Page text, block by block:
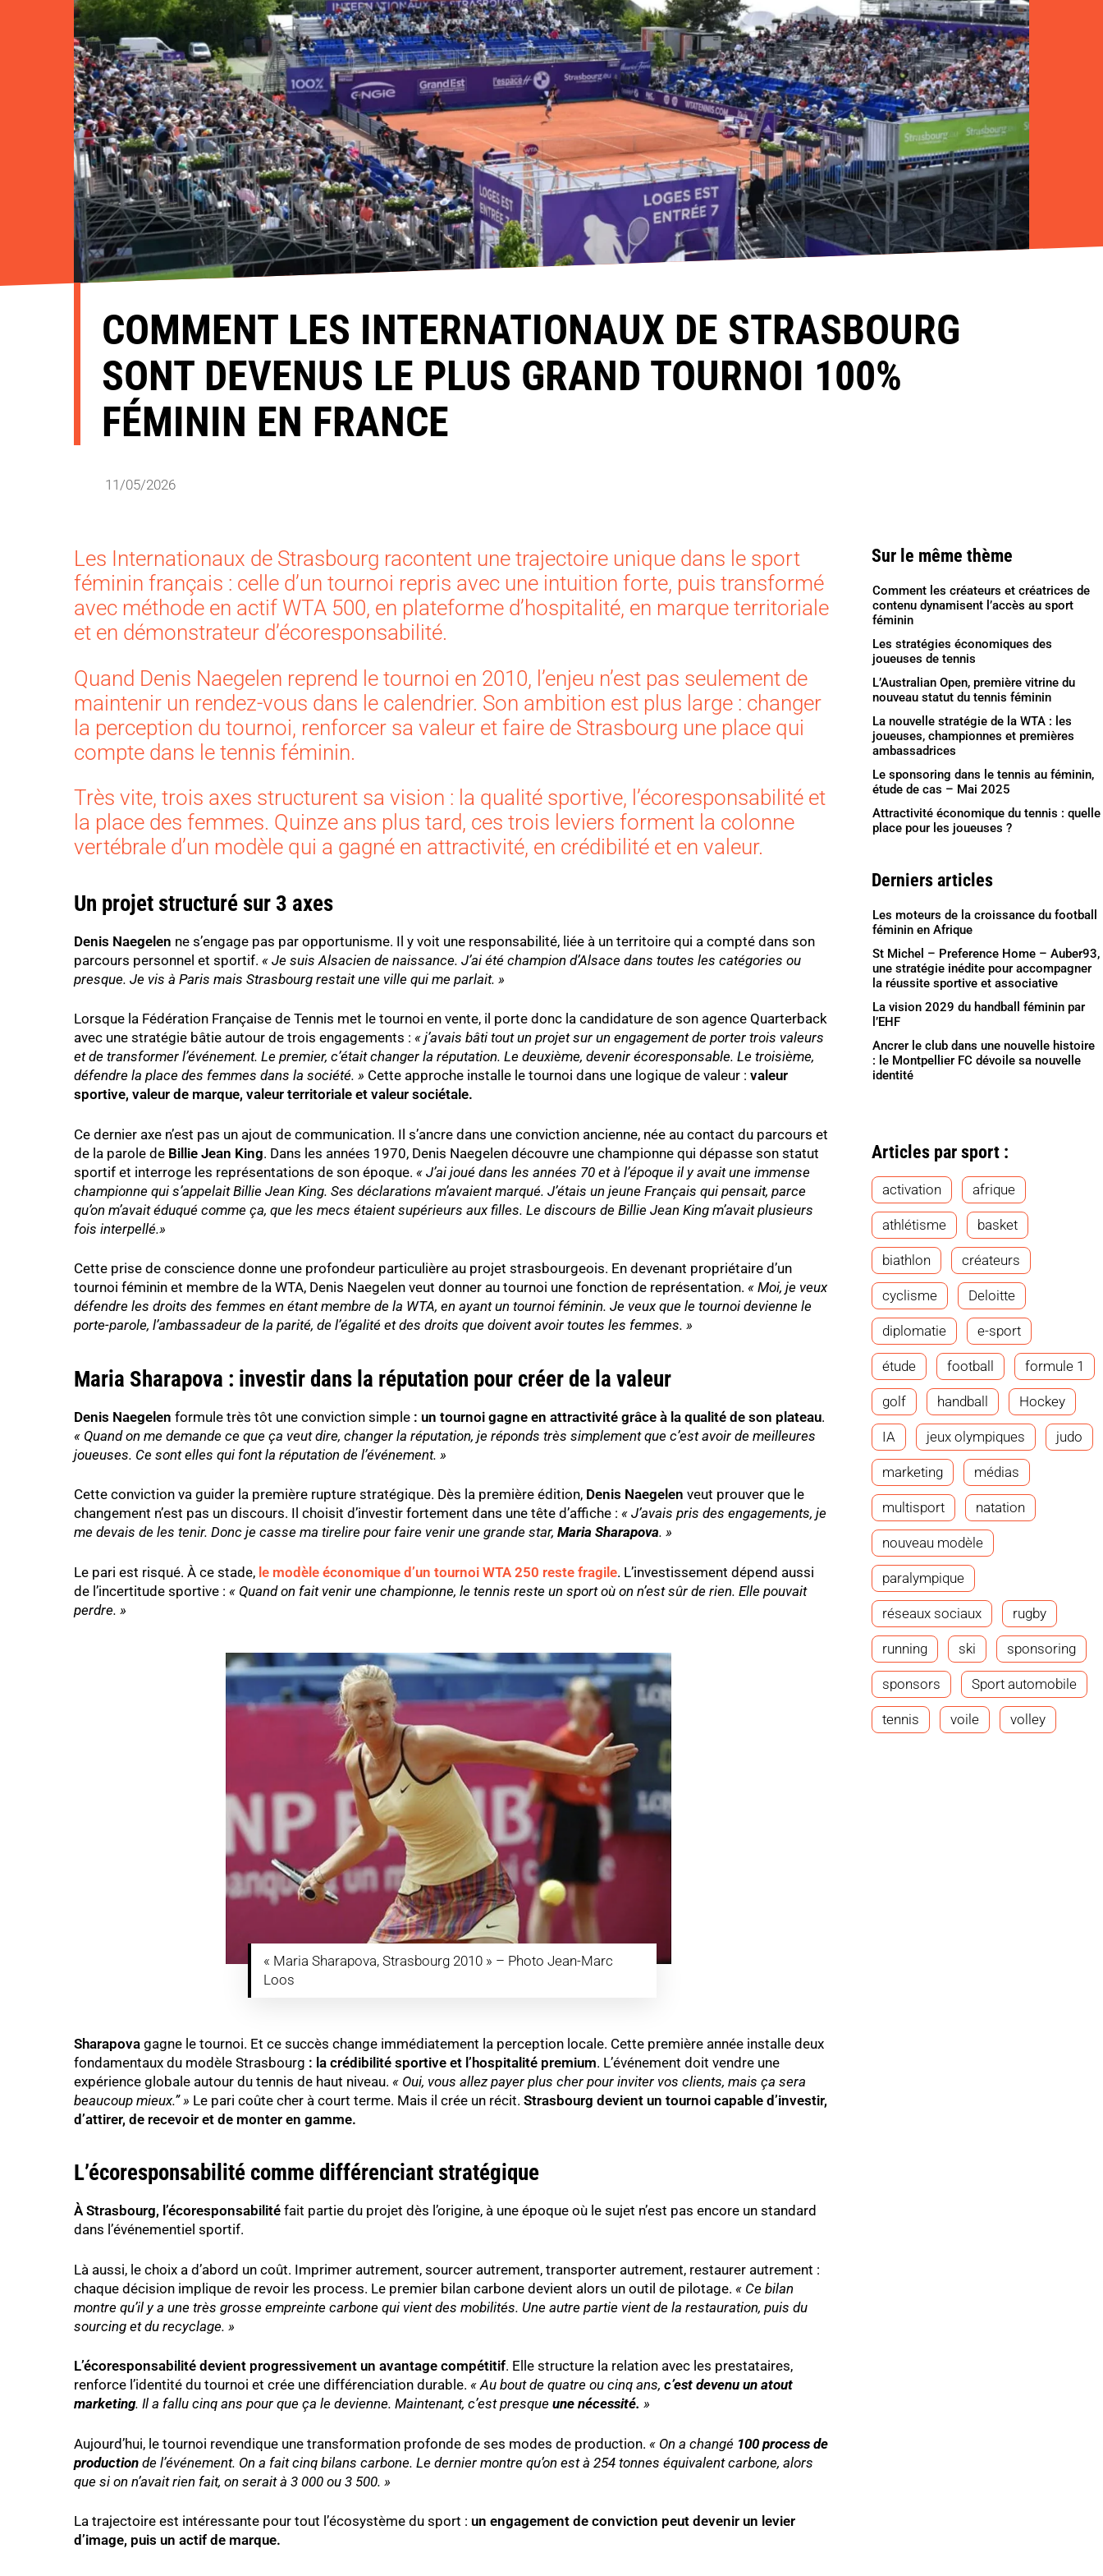
COMMENT LES INTERNATIONAUX DE STRASBOURG
SONT DEVENUS LE PLUS GRAND TOURNOI 100%
FÉMININ EN FRANCE
11/05/2026
Les Internationaux de Strasbourg racontent une trajectoire unique dans le sport
féminin français : celle d’un tournoi repris avec une intuition forte, puis transformé
avec méthode en actif WTA 500, en plateforme d’hospitalité, en marque territoriale
et en démonstrateur d’écoresponsabilité.
Quand Denis Naegelen reprend le tournoi en 2010, l’enjeu n’est pas seulement de
maintenir un rendez-vous dans le calendrier. Son ambition est plus large : changer
la perception du tournoi, renforcer sa valeur et faire de Strasbourg une place qui
compte dans le tennis féminin.
Très vite, trois axes structurent sa vision : la qualité sportive, l’écoresponsabilité et
la place des femmes. Quinze ans plus tard, ces trois leviers forment la colonne
vertébrale d’un modèle qui a gagné en attractivité, en crédibilité et en valeur.
Un projet structuré sur 3 axes
Denis Naegelen ne s’engage pas par opportunisme. Il y voit une responsabilité, liée à un territoire qui a compté dans son
parcours personnel et sportif. « Je suis Alsacien de naissance. J’ai été champion d’Alsace dans toutes les catégories ou
presque. Je vis à Paris mais Strasbourg restait une ville qui me parlait. »
Lorsque la Fédération Française de Tennis met le tournoi en vente, il porte donc la candidature de son agence Quarterback
avec une stratégie bâtie autour de trois engagements : « j’avais bâti tout un projet sur un engagement de porter trois valeurs
et de transformer l’événement. Le premier, c’était changer la réputation. Le deuxième, devenir écoresponsable. Le troisième,
défendre la place des femmes dans la société. » Cette approche installe le tournoi dans une logique de valeur : valeur
sportive, valeur de marque, valeur territoriale et valeur sociétale.
Ce dernier axe n’est pas un ajout de communication. Il s’ancre dans une conviction ancienne, née au contact du parcours et
de la parole de Billie Jean King. Dans les années 1970, Denis Naegelen découvre une championne qui dépasse son statut
sportif et interroge les représentations de son époque. « J’ai joué dans les années 70 et à l’époque il y avait une immense
championne qui s’appelait Billie Jean King. Ses déclarations m’avaient marqué. J’étais un jeune Français qui pensait, parce
qu’on m’avait éduqué comme ça, que les mecs étaient supérieurs aux filles. Le discours de Billie Jean King m’avait plusieurs
fois interpellé.»
Cette prise de conscience donne une profondeur particulière au projet strasbourgeois. En devenant propriétaire d’un
tournoi féminin et membre de la WTA, Denis Naegelen veut donner au tournoi une fonction de représentation. « Moi, je veux
défendre les droits des femmes en étant membre de la WTA, en ayant un tournoi féminin. Je veux que le tournoi devienne le
porte-parole, l’ambassadeur de la parité, de l’égalité et des droits que doivent avoir toutes les femmes. »
Maria Sharapova : investir dans la réputation pour créer de la valeur
Denis Naegelen formule très tôt une conviction simple : un tournoi gagne en attractivité grâce à la qualité de son plateau.
« Quand on me demande ce que ça veut dire, changer la réputation, je réponds très simplement que c’est avoir de meilleures
joueuses. Ce sont elles qui font la réputation de l’événement. »
Cette conviction va guider la première rupture stratégique. Dès la première édition, Denis Naegelen veut prouver que le
changement n’est pas un discours. Il choisit d’investir fortement dans une tête d’affiche : « J’avais pris des engagements, je
me devais de les tenir. Donc je casse ma tirelire pour faire venir une grande star, Maria Sharapova. »
Le pari est risqué. À ce stade, le modèle économique d’un tournoi WTA 250 reste fragile. L’investissement dépend aussi
de l’incertitude sportive : « Quand on fait venir une championne, le tennis reste un sport où on n’est sûr de rien. Elle pouvait
perdre. »
« Maria Sharapova, Strasbourg 2010 » – Photo Jean-Marc
Loos
Sharapova gagne le tournoi. Et ce succès change immédiatement la perception locale. Cette première année installe deux
fondamentaux du modèle Strasbourg : la crédibilité sportive et l’hospitalité premium. L’événement doit vendre une
expérience globale autour du tennis de haut niveau. « Oui, vous allez payer plus cher pour inviter vos clients, mais ça sera
beaucoup mieux.” » Le pari coûte cher à court terme. Mais il crée un récit. Strasbourg devient un tournoi capable d’investir,
d’attirer, de recevoir et de monter en gamme.
L’écoresponsabilité comme différenciant stratégique
À Strasbourg, l’écoresponsabilité fait partie du projet dès l’origine, à une époque où le sujet n’est pas encore un standard
dans l’événementiel sportif.
Là aussi, le choix a d’abord un coût. Imprimer autrement, sourcer autrement, transporter autrement, restaurer autrement :
chaque décision implique de revoir les process. Le premier bilan carbone devient alors un outil de pilotage. « Ce bilan
montre qu’il y a une très grosse empreinte carbone qui vient des mobilités. Une autre partie vient de la restauration, puis du
sourcing et du recyclage. »
L’écoresponsabilité devient progressivement un avantage compétitif. Elle structure la relation avec les prestataires,
renforce l’identité du tournoi et crée une différenciation durable. « Au bout de quatre ou cinq ans, c’est devenu un atout
marketing. Il a fallu cinq ans pour que ça le devienne. Maintenant, c’est presque une nécessité. »
Aujourd’hui, le tournoi revendique une transformation profonde de ses modes de production. « On a changé 100 process de
production de l’événement. On a fait cinq bilans carbone. Le dernier montre qu’on est à 254 tonnes équivalent carbone, alors
que si on n’avait rien fait, on serait à 3 000 ou 3 500. »
La trajectoire est intéressante pour tout l’écosystème du sport : un engagement de conviction peut devenir un levier
d’image, puis un actif de marque.
Sur le même thème
Comment les créateurs et créatrices de
contenu dynamisent l’accès au sport
féminin
Les stratégies économiques des
joueuses de tennis
L’Australian Open, première vitrine du
nouveau statut du tennis féminin
La nouvelle stratégie de la WTA : les
joueuses, championnes et premières
ambassadrices
Le sponsoring dans le tennis au féminin,
étude de cas – Mai 2025
Attractivité économique du tennis : quelle
place pour les joueuses ?
Derniers articles
Les moteurs de la croissance du football
féminin en Afrique
St Michel – Preference Home – Auber93,
une stratégie inédite pour accompagner
la réussite sportive et associative
La vision 2029 du handball féminin par
l’EHF
Ancrer le club dans une nouvelle histoire
: le Montpellier FC dévoile sa nouvelle
identité
Articles par sport :
activation afrique
athlétisme basket
biathlon créateurs
cyclisme Deloitte
diplomatie e-sport
étude football formule 1
golf handball Hockey
IA jeux olympiques judo
marketing médias
multisport natation
nouveau modèle
paralympique
réseaux sociaux rugby
running ski sponsoring
sponsors Sport automobile
tennis voile volley